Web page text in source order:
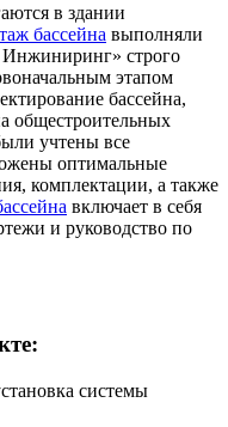
в здании
бассейна выполняли
строго
этапом
бассейна,
общестроительных
учтены все
оптимальные
комплектации, а также
включает в себя
и руководство по
системы